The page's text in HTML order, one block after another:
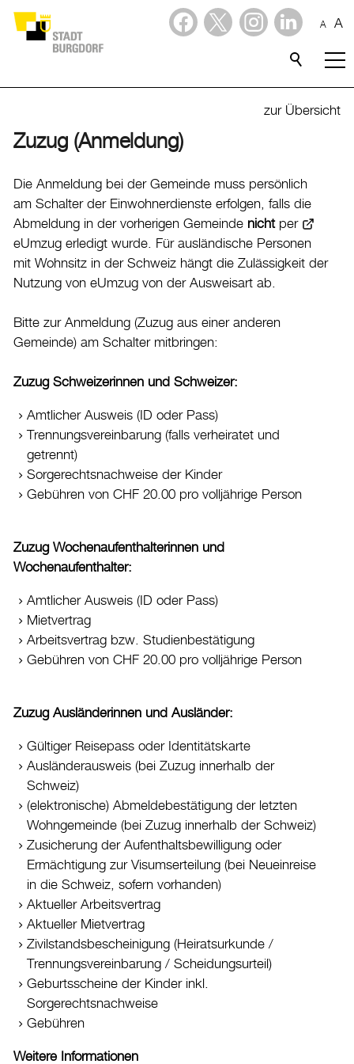
A A
Verwaltung & Politik
Verwaltung
Stadtverwaltung
Organigramm
Mitarbeitende
Onlineschalter
Formulare
Datenschutz
Politik
Wirtschaft
Burgdorf baut
Home
Öffnungszeiten & Kontakt
Veranstaltungskalender
Drucken
Login
zur Übersicht
Zuzug (Anmeldung)
Die Anmeldung bei der Gemeinde muss persönlich
am Schalter der Einwohnerdienste erfolgen, falls die
Abmeldung in der vorherigen Gemeinde nichtper
eUmzug erledigt wurde. Für ausländische Personen
mit Wohnsitz in der Schweiz hängt die Zulässigkeit der
Nutzung von eUmzug von der Ausweisart ab.
Bitte zur Anmeldung (Zuzug aus einer anderen
Gemeinde) am Schalter mitbringen:
Zuzug Schweizerinnen und Schweizer:
Amtlicher Ausweis (ID oder Pass)
Trennungsvereinbarung (falls verheiratet und
getrennt)
Sorgerechtsnachweise der Kinder
Gebühren von CHF 20.00 pro volljährige Person
Zuzug Wochenaufenthalterinnen und
Wochenaufenthalter:
Amtlicher Ausweis (ID oder Pass)
Mietvertrag
Arbeitsvertrag bzw. Studienbestätigung
Gebühren von CHF 20.00 pro volljährige Person
Zuzug Ausländerinnen und Ausländer:
Gültiger Reisepass oder Identitätskarte
Ausländerausweis (bei Zuzug innerhalb der
Schweiz)
(elektronische) Abmeldebestätigung der letzten
Wohngemeinde (bei Zuzug innerhalb der Schweiz)
Zusicherung der Aufenthaltsbewilligung oder
Ermächtigung zur Visumserteilung (bei Neueinreise
in die Schweiz, sofern vorhanden)
Aktueller Arbeitsvertrag
Aktueller Mietvertrag
Zivilstandsbescheinigung (Heiratsurkunde /
Trennungsvereinbarung / Scheidungsurteil)
Geburtsscheine der Kinder inkl.
Sorgerechtsnachweise
Gebühren
Weitere Informationen